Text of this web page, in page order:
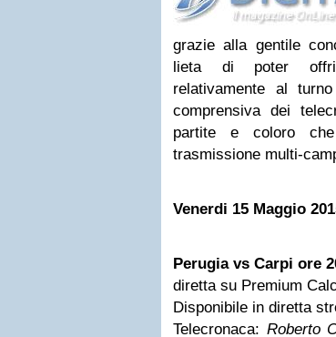
grazie alla gentile
lieta di poter
relativamente al
comprensiva dei
partite e coloro
trasmissione multi-
Venerdi 15 Maggio
Perugia vs Carpi ore
diretta su Premium
Disponibile in diretta
Telecronaca: Roberto